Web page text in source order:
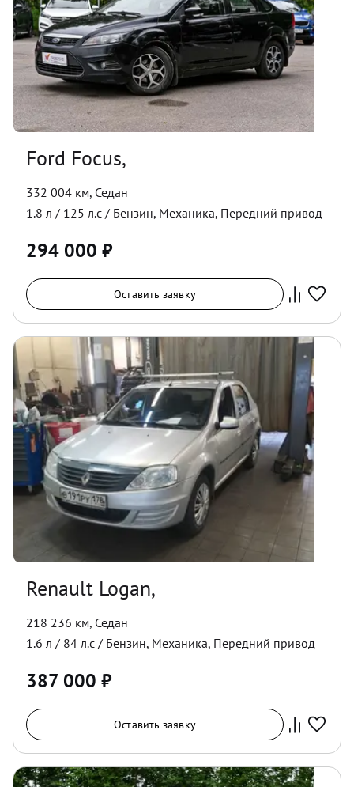
Ford Focus,
332 004 км, Седан
1.8 л / 125 л.с / Бензин, Механика, Передний привод
294 000 ₽
Оставить заявку
Renault Logan,
218 236 км, Седан
1.6 л / 84 л.с / Бензин, Механика, Передний привод
387 000 ₽
Оставить заявку